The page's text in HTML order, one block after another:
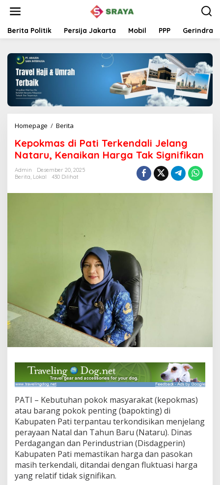
t
Berita Politik Persija Jakarta Mobil PPP Gerindra
Homepage / Berita
p
o
k
m
a
e
n
d
a
l
i
e
a
n
g
a
t
a
r
u
,
K
e
n
a
Kepokmas di Pati Terkendali Jelang
Nataru, Kenaikan Harga Tak Signifikan
Admin
Desember 20, 2025
Berita Lokal 430 Dilihat
PATI – Kebutuhan pokok masyarakat (kepokmas)
atau barang pokok penting (bapokting) di
Kabupaten Pati terpantau terkondisikan menjelang
perayaan Natal dan Tahun Baru (Nataru). Dinas
Perdagangan dan Perindustrian (Disdagperin)
Kabupaten Pati memastikan harga dan pasokan
masih terkendali, ditandai dengan fluktuasi harga
yang relatif tidak signifikan.